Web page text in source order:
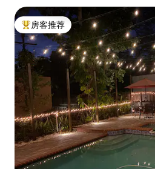
热门「房客推荐」
房客推荐